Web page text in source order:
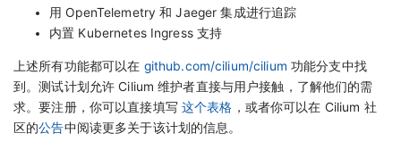
用 OpenTelemetry 和 Jaeger 集成进行追踪
内置 Kubernetes Ingress 支持
上述所有功能都可以在 github.com/cilium/cilium 功能分支中找
到。测试计划允许 Cilium 维护者直接与用户接触，了解他们的需
求。要注册，你可以直接填写 这个表格 ，或者你可以在 Cilium 社
区的公告中阅读更多关于该计划的信息。